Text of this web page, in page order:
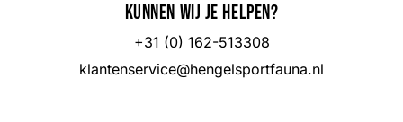
Kunnen wij je helpen?
+31 (0) 162-513308
klantenservice@hengelsportfauna.nl